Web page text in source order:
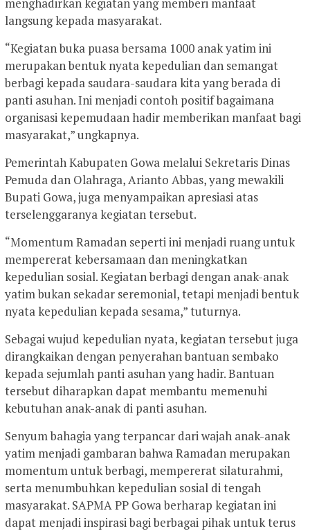
langsung kepada masyarakat.
“Kegiatan buka puasa bersama 1000 anak yatim ini
merupakan bentuk nyata kepedulian dan semangat
berbagi kepada saudara-saudara kita yang berada di
panti asuhan. Ini menjadi contoh positif bagaimana
organisasi kepemudaan hadir memberikan manfaat bagi
masyarakat,” ungkapnya.
Pemerintah Kabupaten Gowa melalui Sekretaris Dinas
Pemuda dan Olahraga, Arianto Abbas, yang mewakili
Bupati Gowa, juga menyampaikan apresiasi atas
terselenggaranya kegiatan tersebut.
“Momentum Ramadan seperti ini menjadi ruang untuk
mempererat kebersamaan dan meningkatkan
kepedulian sosial. Kegiatan berbagi dengan anak-anak
yatim bukan sekadar seremonial, tetapi menjadi bentuk
nyata kepedulian kepada sesama,” tuturnya.
Sebagai wujud kepedulian nyata, kegiatan tersebut juga
dirangkaikan dengan penyerahan bantuan sembako
kepada sejumlah panti asuhan yang hadir. Bantuan
tersebut diharapkan dapat membantu memenuhi
kebutuhan anak-anak di panti asuhan.
Senyum bahagia yang terpancar dari wajah anak-anak
yatim menjadi gambaran bahwa Ramadan merupakan
momentum untuk berbagi, mempererat silaturahmi,
serta menumbuhkan kepedulian sosial di tengah
masyarakat. SAPMA PP Gowa berharap kegiatan ini
dapat menjadi inspirasi bagi berbagai pihak untuk terus